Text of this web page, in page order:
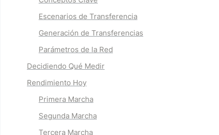
Escenarios de Transferencia
Generación de Transferencias
Parámetros de la Red
Decidiendo Qué Medir
Rendimiento Hoy
Primera Marcha
Segunda Marcha
Tercera Marcha